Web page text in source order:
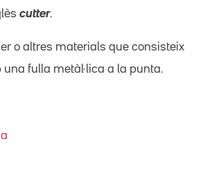
cutter.
o altres materials que consisteix
fulla metàl·lica a la punta.